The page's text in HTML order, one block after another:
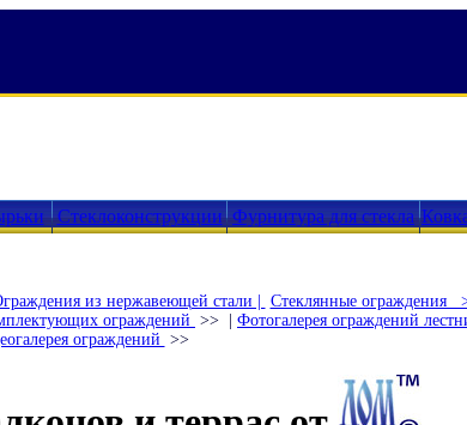
Стеклоконструкции Фурнитура для стекла
из нержавеющей стали |
Стеклянные ограждения
ограждений >> | Фотогалерея ограждений
ограждений
>>